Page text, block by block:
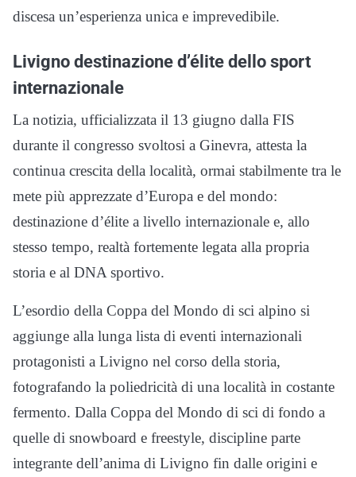
discesa un’esperienza unica e imprevedibile.
Livigno destinazione d’élite dello sport
internazionale
La notizia, ufficializzata il 13 giugno dalla FIS
durante il congresso svoltosi a Ginevra, attesta la
continua crescita della località, ormai stabilmente tra le
mete più apprezzate d’Europa e del mondo:
destinazione d’élite a livello internazionale e, allo
stesso tempo, realtà fortemente legata alla propria
storia e al DNA sportivo.
L’esordio della Coppa del Mondo di sci alpino si
aggiunge alla lunga lista di eventi internazionali
protagonisti a Livigno nel corso della storia,
fotografando la poliedricità di una località in costante
fermento. Dalla Coppa del Mondo di sci di fondo a
quelle di snowboard e freestyle, discipline parte
integrante dell’anima di Livigno fin dalle origini e